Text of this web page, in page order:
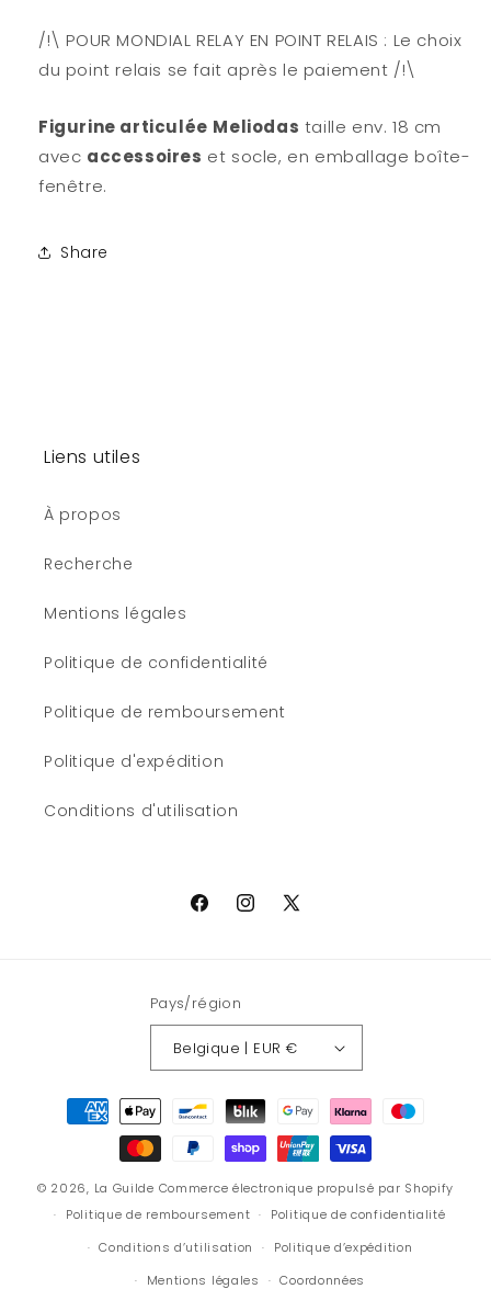
18
18
/!\ POUR MONDIAL RELAY EN POINT RELAIS : Le choix
du point relais se fait après le paiement /!\
Figurine articulée Meliodas taille env. 18 cm
avec accessoires et socle, en emballage boîte-
fenêtre.
Share
Liens utiles
À propos
Recherche
Mentions légales
Politique de confidentialité
Politique de remboursement
Politique d'expédition
Conditions d'utilisation
FacebookInstagram
X
Pays/région
Belgique | EUR €
Moyens
paiement
© 2026, La Guilde Commerce électronique propulsé par Shopify
Politique de remboursement
Politique de confidentialité
Conditions d’utilisation
Politique d’expédition
Mentions légales
Coordonnées